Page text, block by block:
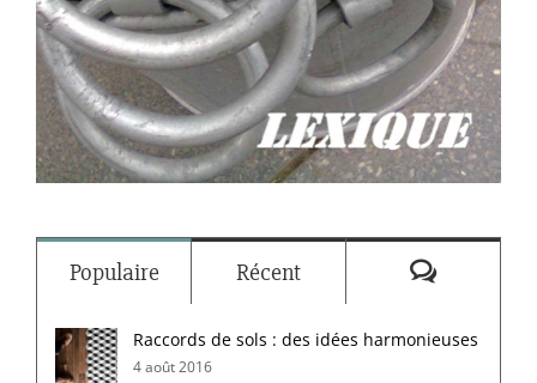
Populaire Récent
Raccords de sols : des idées harmonieuses
4 août 2016